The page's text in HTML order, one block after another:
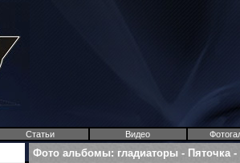
Статьи Видео
Фото альбомы: гладиаторы - Пяточка-